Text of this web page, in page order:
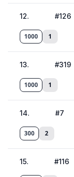
12. #126
1000 1
13. #319
1000 1
14. #7
300 2
15. #116